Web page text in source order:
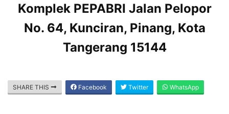
Komplek PEPABRI Jalan Pelopor
No. 64, Kunciran, Pinang, Kota
Tangerang 15144
SHARE THIS Facebook Twitter WhatsApp